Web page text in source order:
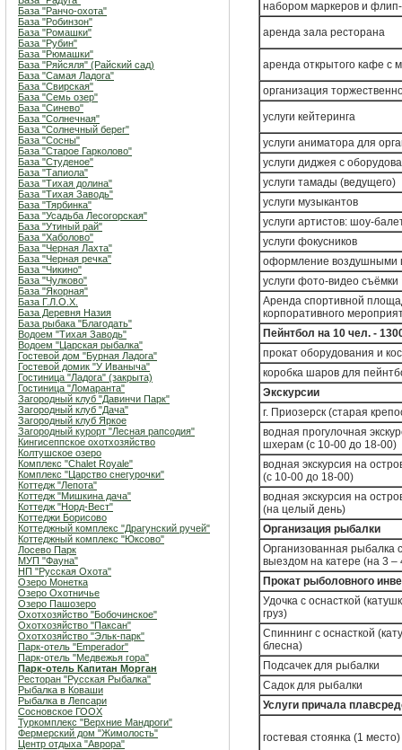
База "Ранчо-охота"
База "Робинзон"
База "Ромашки"
База "Рубин"
База "Рюмашки"
База "Ряйсяля" (Райский сад)
База "Самая Ладога"
База "Свирская"
База "Семь озер"
База "Синево"
База "Солнечная"
База "Солнечный берег"
База "Сосны"
База "Старое Гарколово"
База "Студеное"
База "Тапиола"
База "Тихая долина"
База "Тихая Заводь"
База "Тярбинка"
База "Усадьба Лесогорская"
База "Утиный рай"
База "Хаболово"
База "Черная Лахта"
База "Черная речка"
База "Чикино"
База "Чулково"
База "Якорная"
База Г.Л.О.Х.
База Деревня Назия
База рыбака "Благодать"
Водоем "Тихая Заводь"
Водоем "Царская рыбалка"
Гостевой дом "Бурная Ладога"
Гостевой домик "У Иваныча"
Гостиница "Ладога" (закрыта)
Гостиница "Ломаранта"
Загородный клуб "Давинчи Парк"
Загородный клуб "Дача"
Загородный клуб Яркое
Загородный курорт "Лесная рапсодия"
Кингисеппское охотхозяйство
Колтушское озеро
Комплекс "Chalet Royale"
Комплекс "Царство снегурочки"
Коттедж "Лепота"
Коттедж "Мишкина дача"
Коттедж "Норд-Вест"
Коттеджи Борисово
Коттеджный комплекс "Драгунский ручей"
Коттеджный комплекс "Юксово"
Лосево Парк
МУП "Фауна"
НП "Русская Охота"
Озеро Монетка
Озеро Охотничье
Озеро Пашозеро
Охотхозяйство "Бобочинское"
Охотхозяйство "Паксан"
Охотхозяйство "Эльк-парк"
Парк-отель "Emperador"
Парк-отель "Медвежья гора"
Парк-отель Капитан Морган
Ресторан "Русская Рыбалка"
Рыбалка в Коваши
Рыбалка в Лепсари
Сосновское ГООХ
Туркомплекс "Верхние Мандроги"
Фермерский дом "Жимолость"
Центр отдыха "Аврора"
набором маркеров и
аренда зала ресторана
аренда открытого кафе с
организация
услуги кейтеринга
услуги аниматора для
услуги диджея с
услуги тамады (ведущего)
услуги музыкантов
услуги артистов: шоу-
услуги фокусников
оформление воздушными
услуги фото-видео съёмки
Аренда спортивной
корпоративного
Пейнтбол на 10 чел. -
прокат оборудования и
коробка шаров для
Экскурсии
г. Приозерск (старая
водная прогулочная
шхерам (с 10-00 до 18-00)
водная экскурсия на
(с 10-00 до 18-00)
водная экскурсия на
(на целый день)
Организация рыбалки
Организованная рыбалка
выездом на катере (на 3 –
Прокат рыболовного
Удочка с оснасткой
груз)
Спиннинг с оснасткой
блесна)
Подсачек для рыбалки
Садок для рыбалки
Услуги причала
гостевая стоянка (1 место)